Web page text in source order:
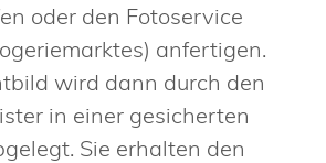
oder den Fotoservice
anfertigen.
wird dann durch den
in einer gesicherten
Sie erhalten den